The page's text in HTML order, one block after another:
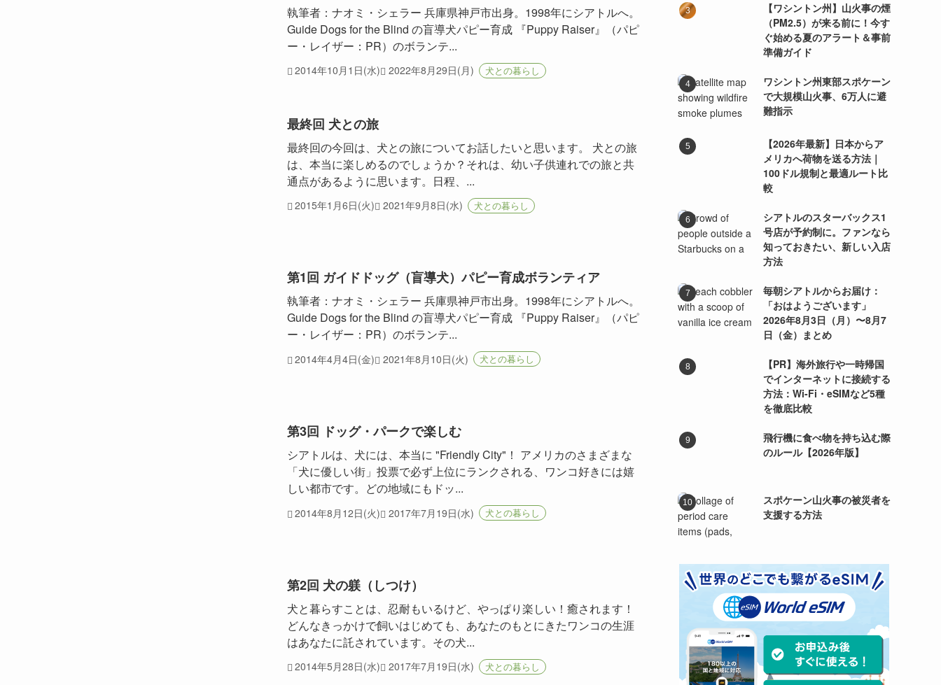
執筆者：ナオミ・シェラー 兵庫県神戸市出身。1998年にシアトルへ。
Guide Dogs for the Blind の盲導犬パピー育成 『Puppy Raiser』（パピ
ー・レイザー：PR）のボランテ...
2014年10月1日(水) 2022年8月29日(月) 犬との暮らし
最終回 犬との旅
最終回の今回は、犬との旅についてお話したいと思います。 犬との旅
は、本当に楽しめるのでしょうか？それは、幼い子供連れでの旅と共
通点があるように思います。日程、...
2015年1月6日(火) 2021年9月8日(水) 犬との暮らし
第1回 ガイドドッグ（盲導犬）パピー育成ボランティア
執筆者：ナオミ・シェラー 兵庫県神戸市出身。1998年にシアトルへ。
Guide Dogs for the Blind の盲導犬パピー育成 『Puppy Raiser』（パピ
ー・レイザー：PR）のボランテ...
2014年4月4日(金) 2021年8月10日(火) 犬との暮らし
第3回 ドッグ・パークで楽しむ
シアトルは、犬には、本当に "Friendly City"！ アメリカのさまざまな
「犬に優しい街」投票で必ず上位にランクされる、ワンコ好きには嬉
しい都市です。どの地域にもドッ...
2014年8月12日(火) 2017年7月19日(水) 犬との暮らし
第2回 犬の躾（しつけ）
犬と暮らすことは、忍耐もいるけど、やっぱり楽しい！癒されます！
どんなきっかけで飼いはじめても、あなたのもとにきたワンコの生涯
はあなたに託されています。その犬...
2014年5月28日(水) 2017年7月19日(水) 犬との暮らし
【ワシントン州】山火事の煙
（PM2.5）が来る前に！今す
ぐ始める夏のアラート＆事前
準備ガイド
ワシントン州東部スポケーン
で大規模山火事、6万人に避
難指示
【2026年最新】日本からア
メリカへ荷物を送る方法｜
100ドル規制と最適ルート比
較
シアトルのスターバックス1
号店が予約制に。ファンなら
知っておきたい、新しい入店
方法
毎朝シアトルからお届け：
「おはようございます」
2026年8月3日（月）〜8月7
日（金）まとめ
【PR】海外旅行や一時帰国
でインターネットに接続する
方法：Wi-Fi・eSIMなど5種
を徹底比較
飛行機に食べ物を持ち込む際
のルール【2026年版】
スポケーン山火事の被災者を
支援する方法